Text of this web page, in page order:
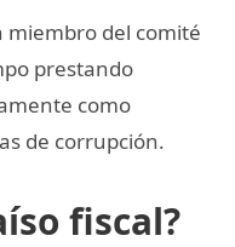
miembro del comité
prestando
como
de corrupción.
fiscal?